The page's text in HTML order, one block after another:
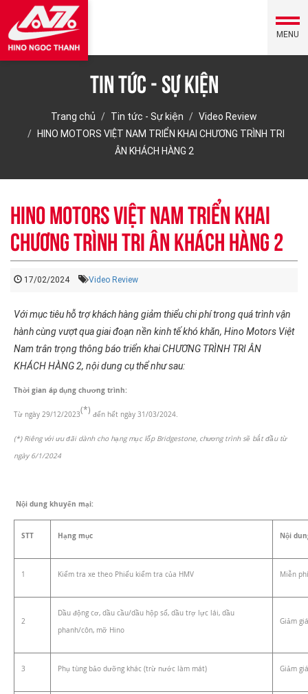
MENU
Tin tức - Sự kiện
Trang chủ Tin tức - Sự kiện
Video Review
HINO MOTORS VIỆT NAM TRIỂN KHAI CHƯƠNG TRÌNH TRI
ÂN KHÁCH HÀNG 2
HINO MOTORS VIỆT NAM TRIỂN KHAI
CHƯƠNG TRÌNH TRI ÂN KHÁCH HÀNG 2
17/02/2024 Video Review
Với mục tiêu hỗ trợ khách hàng giảm thiểu chi phí trong quá trình vận
hành cùng vượt qua giai đoạn nền kinh tế khó khăn, Hino Motors Việt
Nam trân trọng thông báo triển khai CHƯƠNG TRÌNH TRI ÂN
KHÁCH HÀNG 2, nội dung cụ thể như sau:
Thời gian áp dụng chương trình:
Từ ngày 29/12/2023(*) đến hết ngày 31/03/2024.
(*) Riêng với ưu đãi dành cho hạng mục lốp Bridgestone, chương trình sẽ bắt đầu từ
ngày 6/1/2024
Nội dung khuyến mại:
STT Hạng mục Nội
1 Kiểm tra xe theo Phiếu kiểm tra của HMV Miễn phí
2
Dầu động cơ, dầu cầu/dầu hộp số, dầu trợ lực lái, dầu
phanh/côn, mỡ Hino
Giảm
3 Phụ tùng bảo dưỡng khác (trừ nước làm mát) Giảm